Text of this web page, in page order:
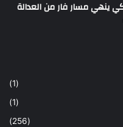
ينهي مسار فار من العدالة
(1)
(1)
(256)